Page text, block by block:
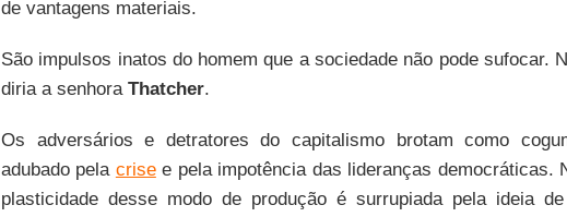
de vantagens materiais.
São impulsos inatos do homem que a sociedade não pode sufocar.
diria a senhora Thatcher.
Os adversários e detratores do capitalismo brotam como
adubado pela crisee pela impotência das lideranças democráticas.
plasticidade desse modo de produção é surrupiada pela ideia